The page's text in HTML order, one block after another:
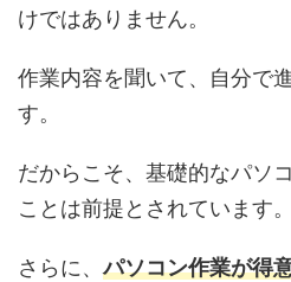
けではありません。
作業内容を聞いて、自分で
す。
だからこそ、基礎的なパソ
ことは前提とされています。
さらに、パソコン作業が得